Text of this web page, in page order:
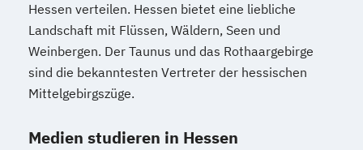
Hessen verteilen. Hessen bietet eine liebliche
Landschaft mit Flüssen, Wäldern, Seen und
Weinbergen. Der Taunus und das Rothaargebirge
sind die bekanntesten Vertreter der hessischen
Mittelgebirgszüge.
Medien studieren in Hessen